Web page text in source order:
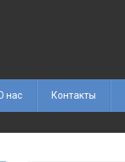
нас Контакты